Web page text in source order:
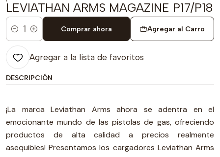
LEVIATHAN ARMS MAGAZINE P17/P18
Cantidad
Agregar al Carro
Comprar ahora
Agregar a la lista de favoritos
DESCRIPCIÓN
¡La marca Leviathan Arms ahora se adentra en el
emocionante mundo de las pistolas de gas, ofreciendo
productos de alta calidad a precios realmente
asequibles! Presentamos los cargadores Leviathan Arms